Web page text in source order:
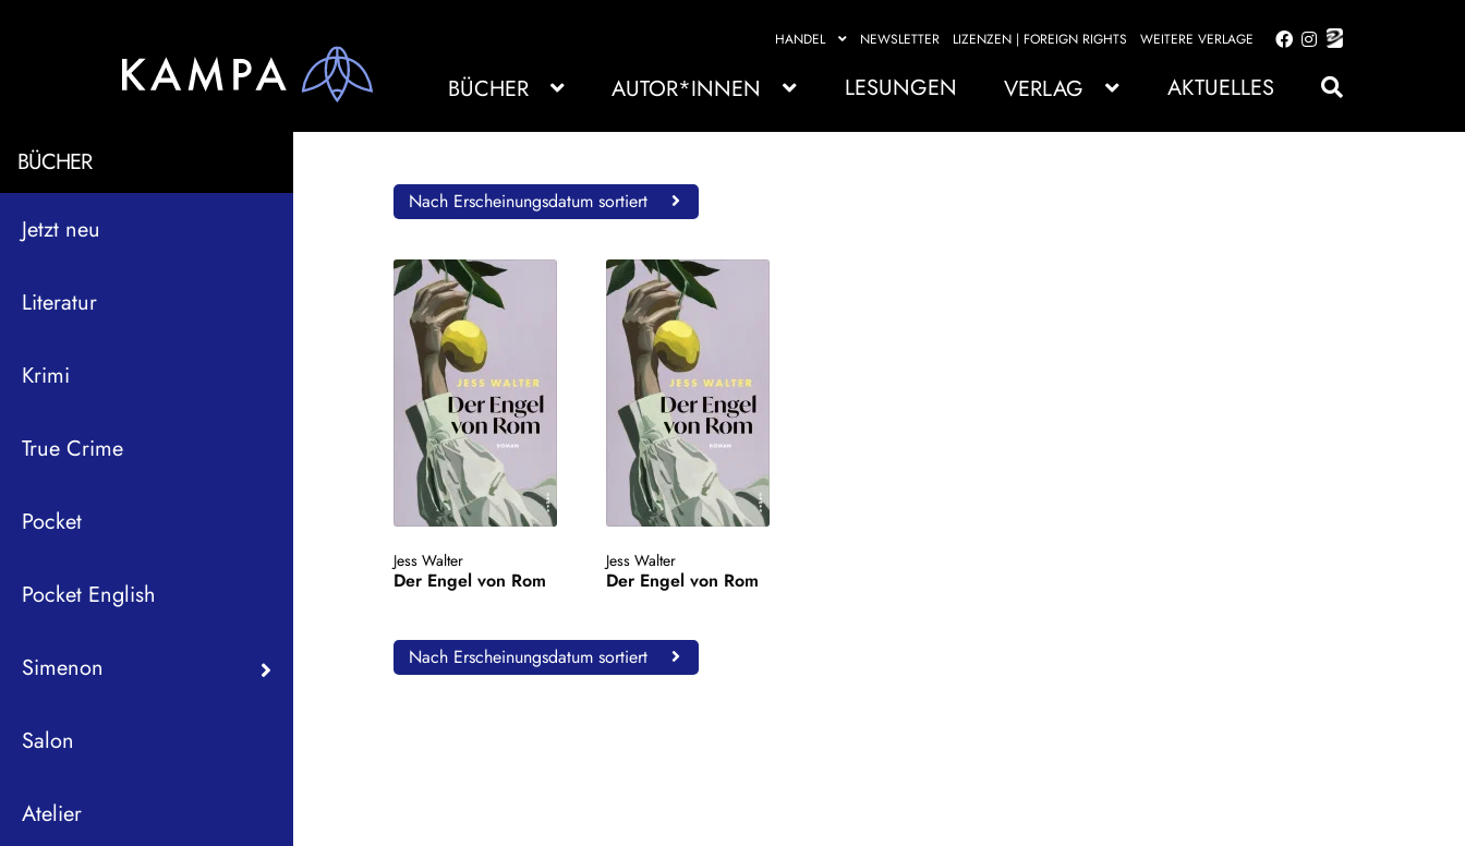
HANDEL NEWSLETTER LIZENZEN | FOREIGN RIGHTS WEITERE VERLAGE
Zur
springen
Zum
springen
BÜCHER AUTOR*INNEN LESUNGEN VERLAG AKTUELLES
BÜCHER
Jetzt neu
Literatur
Krimi
True Crime
Pocket
Pocket English
Simenon
Salon
Atelier
Nach Erscheinungsdatum sortiert
Jess Walter
Der Engel von Rom
Jess Walter
Der Engel von Rom
Nach Erscheinungsdatum sortiert